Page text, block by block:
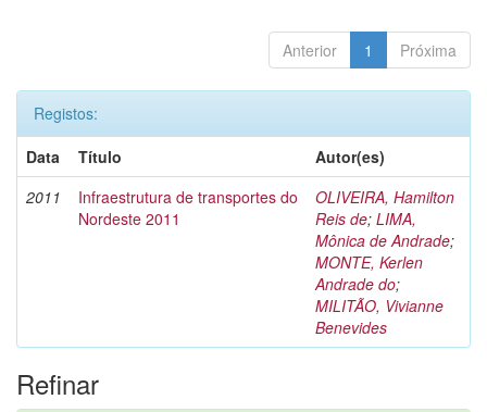
Anterior 1 Próxima
Registos:
Data
Título
Autor(es)
2011
Infraestrutura de transportes do
Nordeste 2011
OLIVEIRA, Hamilton
Reis de; LIMA,
Mônica de Andrade;
MONTE, Kerlen
Andrade do;
MILITÃO, Vivianne
Benevides
Refinar